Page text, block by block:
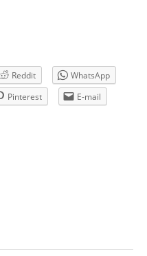
Reddit
WhatsApp
Pinterest
E-mail